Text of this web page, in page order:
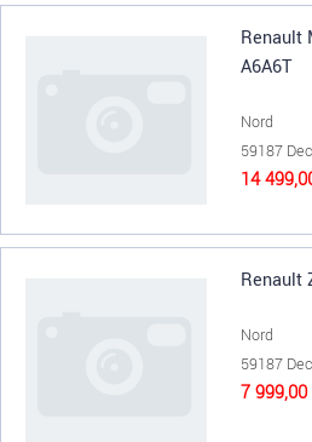
Renault
A6A6T
Nord
59187
14
Renault
Nord
59187
7 999,00